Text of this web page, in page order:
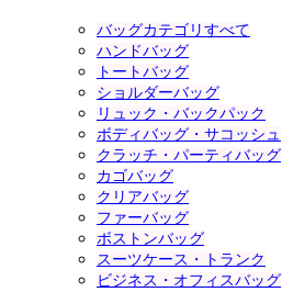
バッグカテゴリすべて
ハンドバッグ
トートバッグ
ショルダーバッグ
リュック・バックパック
ボディバッグ・サコッシュ
クラッチ・パーティバッグ
カゴバッグ
クリアバッグ
ファーバッグ
ボストンバッグ
スーツケース・トランク
ビジネス・オフィスバッグ